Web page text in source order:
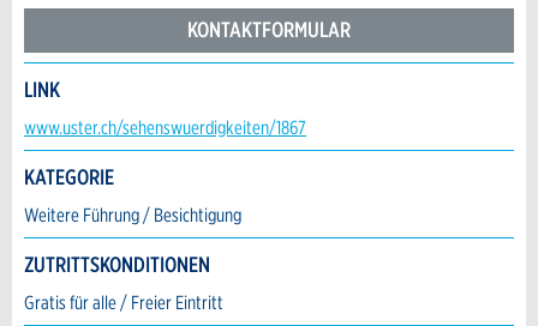
Zur Qualitätssicherung wird eine Kopie der E-
Mail an guidle übermittelt.
NACHRICHT SENDEN
PLZ / Ort *:
E-Mail *:
Telefon *:
Nachricht:
KONTAKTFORMULAR
Kontakt
Verfassen Sie eine Nachricht für die Kontaktpersonen dieser
Anzeige.
LINK
www.uster.ch/sehenswuerdigkeiten/1867
KATEGORIE
Weitere Führung / Besichtigung
ZUTRITTSKONDITIONEN
Gratis für alle / Freier Eintritt